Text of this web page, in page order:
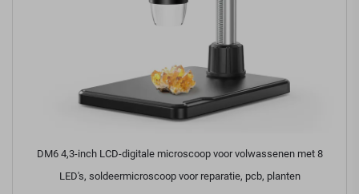
DM6 4,3-inch LCD-digitale microscoop voor volwassenen met 8
LED's, soldeermicroscoop voor reparatie, pcb, planten